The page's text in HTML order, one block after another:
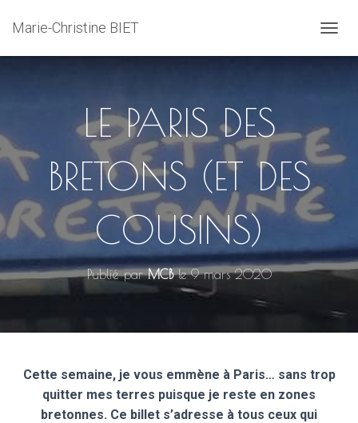
Marie-Christine BIET
É
R
L
A
I
A
T
N
LE PARIS DES
BRETONS (ET DES
COUSINS)
Publié parMCBle9 mars 2020
Cette semaine, je vous emmène à Paris… sans trop
quitter mes terres puisque je reste en zones
bretonnes. Ce billet s’adresse à tous ceux qui